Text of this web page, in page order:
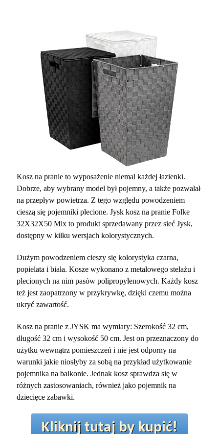
Kosz na pranie to wyposażenie niemal każdej łazienki.
Dobrze, aby wybrany model był pojemny, a także pozwalał
na przepływ powietrza. Z tego względu powodzeniem
cieszą się pojemniki plecione. Jysk kosz na pranie Folke
32X32X50 Mix to produkt sprzedawany przez sieć Jysk,
dostępny w kilku wersjach kolorystycznych.
Dużym powodzeniem cieszy się kolorystyka czarna,
popielata i biała. Kosze wykonano z metalowego stelażu i
plecionych na nim pasów polipropylenowych. Każdy kosz
też jest zaopatrzony w przykrywkę, dzięki czemu można
ukryć zawartość.
Kosz na pranie z JYSK ma wymiary: Szerokość 32 cm,
długość 32 cm i wysokość 50 cm. Jest on przeznaczony do
użytku wewnątrz pomieszczeń i nie jest odporny na
warunki jakie niosłyby za sobą na przykład użytkowanie
pojemnika na balkonie. Jednak kosz sprawdza się w
różnych zastosowaniach, również jako pojemnik na
dziecięce zabawki.